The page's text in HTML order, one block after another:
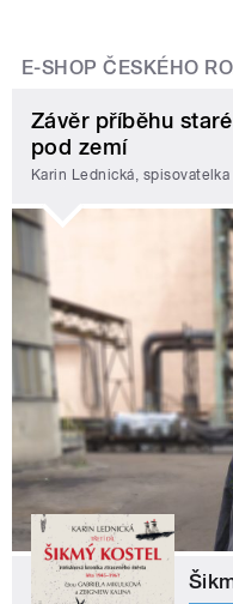
E-SHOP ČESKÉHO
Závěr příběhu
pod zemí
Karin Lednická, spisovatelka